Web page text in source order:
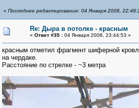
« Последнее редактирование: 04 Января 2008,
Re: Дыра в потолке - красным
« Ответ #35 : 04 Января 2008, 23:44:53 »
красным отметил фрагмент шиферной
на чердаке.
Расстояние по стрелке - ~3 метра